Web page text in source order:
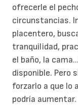
ofrecerle el
circunstancias.
placentero,
tranquilidad,
el baño, la
disponible. Pero
forzarlo a que lo
podría aumentar.